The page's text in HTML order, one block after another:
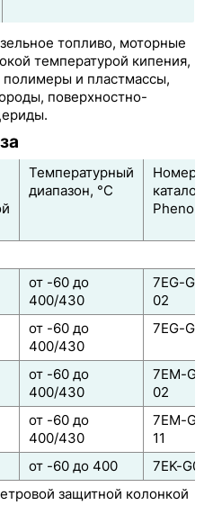
топливо, моторные
температурой кипения,
и пластмассы,
поверхностно-
Температурный
диапазон, °C
Номер
от -60 до
400/430
7EG-
02
от -60 до
400/430
7EG-
от -60 до
400/430
7EM-
02
от -60 до
400/430
7EM-
11
от -60 до 400
7EK-
защитной колонкой
колонок по фирмам
по USP